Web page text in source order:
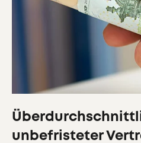
unbefristeter